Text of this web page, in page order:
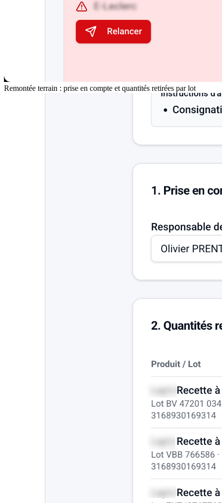
Remontée terrain : prise en compte et quantités retirées par lot